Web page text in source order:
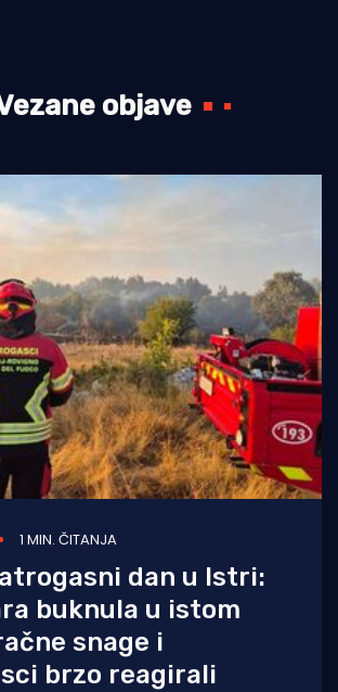
objave
1 MIN. ČITANJA
dan u Istri:
buknula u istom
snage i
brzo reagirali